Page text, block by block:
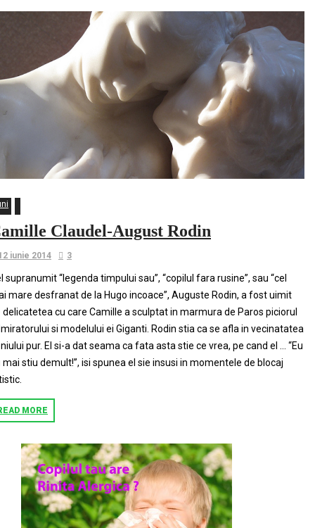
Claudel-August Rodin
iunie 2014 3
supranumit “legenda timpului sau”, “copilul fara rusine”, sau “cel
mare desfranat de la Hugo incoace”, Auguste Rodin, a fost uimit
delicatetea cu care Camille a sculptat in marmura de Paros piciorul
si modelului ei Giganti. Rodin stia ca se afla in vecinatatea
pur. El si-a dat seama ca fata asta stie ce vrea, pe cand el … “Eu
mai stiu demult!”, isi spunea el sie insusi in momentele de blocaj
MORE